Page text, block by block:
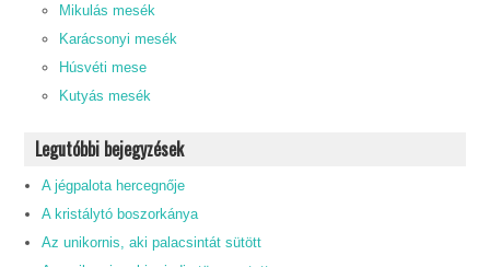
Mikulás mesék
Karácsonyi mesék
Húsvéti mese
Kutyás mesék
Legutóbbi bejegyzések
A jégpalota hercegnője
A kristálytó boszorkánya
Az unikornis, aki palacsintát sütött